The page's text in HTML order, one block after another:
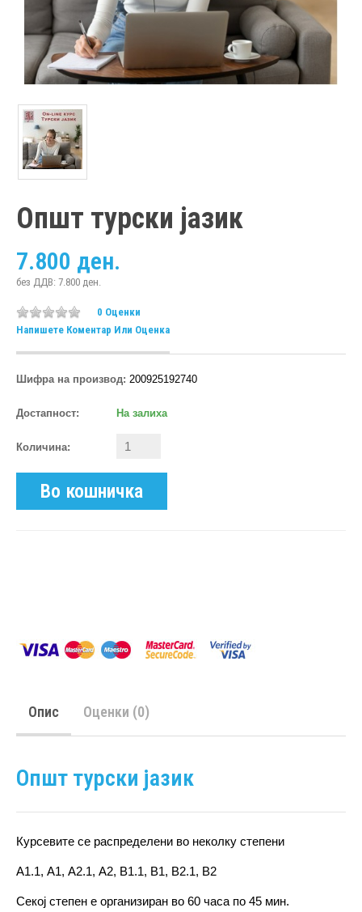
Општ турски јазик
7.800 ден.
без ДДВ: 7.800 ден.
0 Оценки
Напишете Коментар Или Оценка
Шифра на производ: 200925192740
Достапност: На залиха
Количина:
Во кошничка
Опис Оценки (0)
Општ турски јазик
Курсевите се распределени во неколку степени
А1.1, А1, А2.1, А2, B1.1, B1, B2.1, B2
Секој степен е организиран во 60 часа по 45 мин.